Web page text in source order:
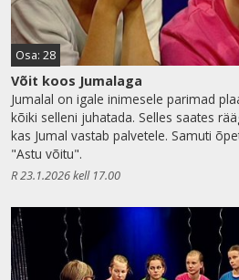
Osa: 28
Võit koos Jumalaga
Jumalal on igale inimesele parimad
kõiki selleni juhatada. Selles saates
kas Jumal vastab palvetele. Samuti
"Astu võitu".
R 23.1.2026 kell 17.00